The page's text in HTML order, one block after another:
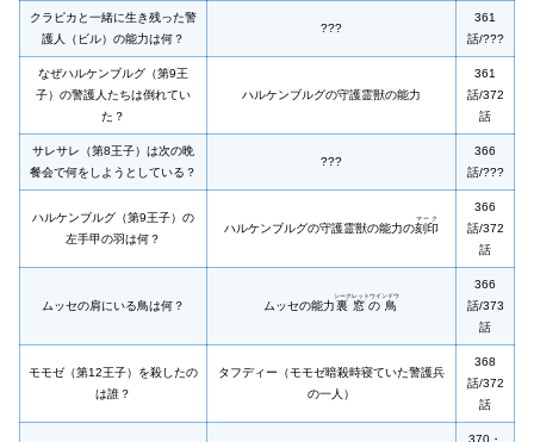
クラピカと一緒に生き残った警
護人（ビル）の能力は何？
???
361
話/???
なぜハルケンブルグ（第9王
子）の警護人たちは倒れてい
た？
ハルケンブルグの守護霊獣の能力
361
話/372
話
サレサレ（第8王子）は次の晩
餐会で何をしようとしている？
???
366
話/???
ハルケンブルグ（第9王子）の
左手甲の羽は何？
ハルケンブルグの守護霊獣の能力の刻印
マーク
366
話/372
話
ムッセの肩にいる鳥は何？ ムッセの能力裏窓の鳥
シークレットウインドウ
366
話/373
話
モモゼ（第12王子）を殺したの
は誰？
タフディー（モモゼ暗殺時寝ていた警護兵
の一人）
368
話/372
話
370・